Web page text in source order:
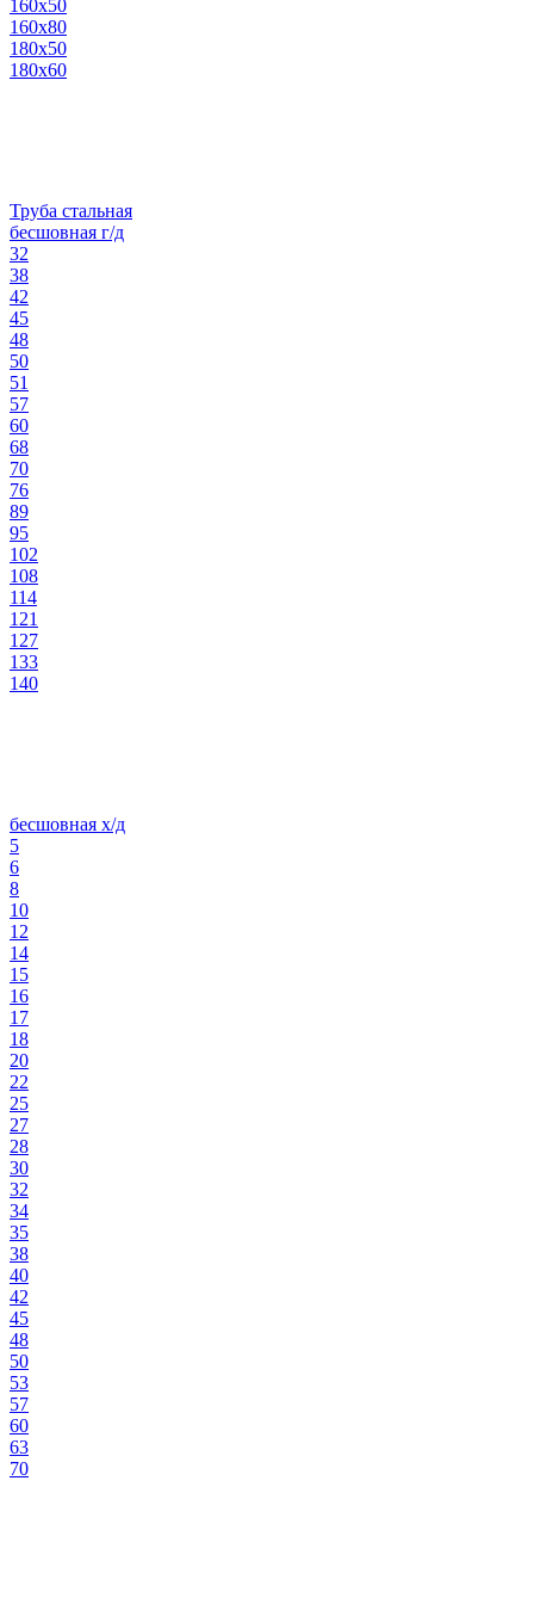
160х50
160х80
180х50
180х60
Труба стальная
бесшовная г/д
32
38
42
45
48
50
51
57
60
68
70
76
89
95
102
108
114
121
127
133
140
бесшовная х/д
5
6
8
10
12
14
15
16
17
18
20
22
25
27
28
30
32
34
35
38
40
42
45
48
50
53
57
60
63
70